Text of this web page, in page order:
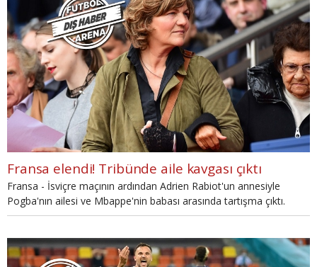
Fransa elendi! Tribünde aile kavgası çıktı
Fransa - İsviçre maçının ardından Adrien Rabiot'un annesiyle
Pogba'nın ailesi ve Mbappe'nin babası arasında tartışma çıktı.